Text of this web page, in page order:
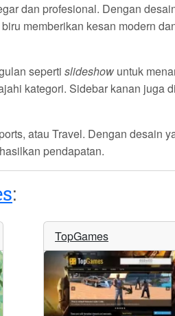
dan profesional. Dengan
memberikan kesan modern
seperti slideshow untuk
kategori. Sidebar kanan juga
, atau Travel. Dengan desain
pendapatan.
:
TopGames